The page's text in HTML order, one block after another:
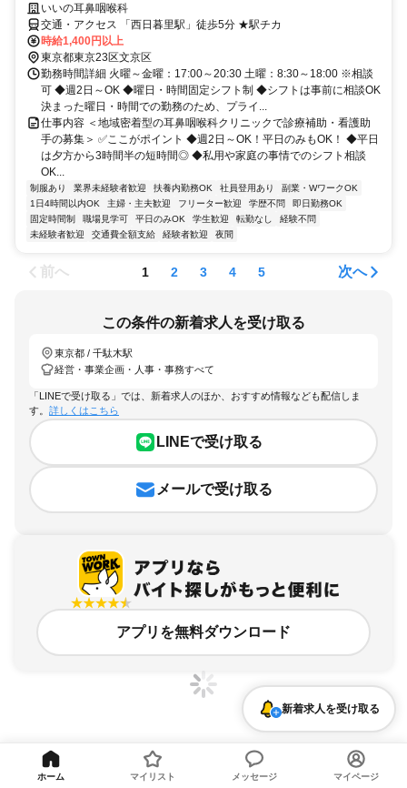
いいの耳鼻咽喉科
交通・アクセス 「西日暮里駅」徒歩5分 ★駅チカ
時給1,400円以上
東京都東京23区文京区
勤務時間詳細 火曜～金曜：17:00～20:30 土曜：8:30～18:00 ※相談
可 ◆週2日～OK ◆曜日・時間固定シフト制 ◆シフトは事前に相談OK
決まった曜日・時間での勤務のため、プライ...
仕事内容 ＜地域密着型の耳鼻咽喉科クリニックで診療補助・看護助
手の募集＞ ✅ここがポイント ◆週2日～OK！平日のみもOK！ ◆平⽇
は⼣⽅から3時間半の短時間◎ ◆私用や家庭の事情でのシフト相談
OK...
制服あり 業界未経験者歓迎 扶養内勤務OK 社員登用あり
副業・WワークOK
1日4時間以内OK
主婦・主夫歓迎 フリーター歓迎 学歴不問
即日勤務OK
固定時間制
職場見学可 平日のみOK 学生歓迎 転勤なし
経験不問
未経験者歓迎
交通費全額支給 経験者歓迎 夜間
前へ 1 2 3 4 5 次へ
この条件の新着求人を受け取る
東京都 / 千駄木駅
経営・事業企画・人事・事務すべて
「LINEで受け取る」では、新着求人のほか、おすすめ情報なども配信しま
す。 詳しくはこちら
LINEで受け取る
メールで受け取る
アプリを無料ダウンロード
東京都、千駄木駅、経営・事業企画・人事・事務のアルバイト・バイト求人情報
新着求人を受け取る
ホーム マイリスト メッセージ マイページ